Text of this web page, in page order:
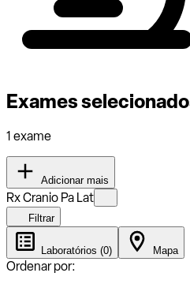
Exames
1 exame
Adicionar mais
Rx Cranio Pa Lat
Filtrar
Laboratórios (0) Mapa
Ordenar por: